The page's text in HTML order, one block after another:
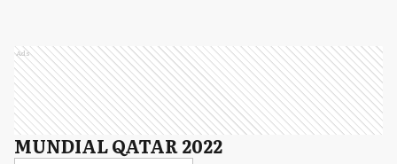
Ads
MUNDIAL QATAR 2022